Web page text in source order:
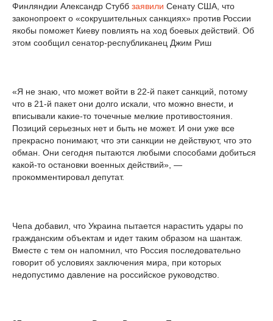
Финляндии Александр Стубб заявили Сенату США, что
законопроект о «сокрушительных санкциях» против России
якобы поможет Киеву повлиять на ход боевых действий. Об
этом сообщил сенатор-республиканец Джим Риш
«Я не знаю, что может войти в 22-й пакет санкций, потому
что в 21-й пакет они долго искали, что можно внести, и
вписывали какие-то точечные мелкие противостояния.
Позиций серьезных нет и быть не может. И они уже все
прекрасно понимают, что эти санкции не действуют, что это
обман. Они сегодня пытаются любыми способами добиться
какой-то остановки военных действий», —
прокомментировал депутат.
Чепа добавил, что Украина пытается нарастить удары по
гражданским объектам и идет таким образом на шантаж.
Вместе с тем он напомнил, что Россия последовательно
говорит об условиях заключения мира, при которых
недопустимо давление на российское руководство.